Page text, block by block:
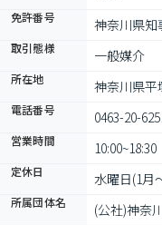
免許番号 神奈川県知
取引態様 一般媒介
所在地 神奈川県平
電話番号 0463-20-
営業時間 10:00~18:30
定休日 水曜日(1月
所属団体名 (公社)神奈